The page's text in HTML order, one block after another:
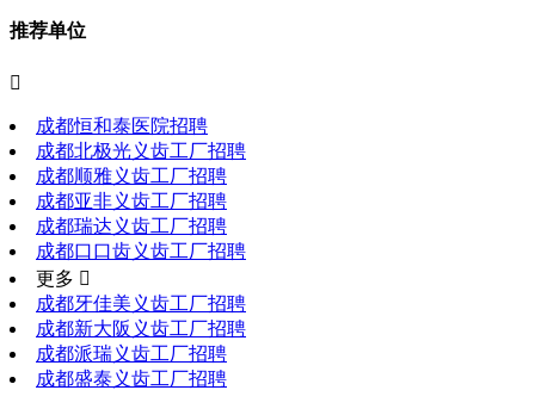
推荐单位

成都恒和泰医院招聘
成都北极光义齿工厂招聘
成都顺雅义齿工厂招聘
成都亚非义齿工厂招聘
成都瑞达义齿工厂招聘
成都口口齿义齿工厂招聘
更多 
成都牙佳美义齿工厂招聘
成都新大阪义齿工厂招聘
成都派瑞义齿工厂招聘
成都盛泰义齿工厂招聘